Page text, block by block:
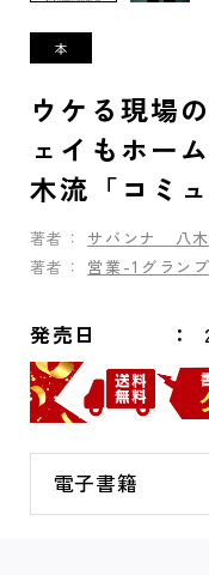
ウケる現場
ェイもホー
木流「コミ
著者：
サバンナ 八
著者：
営業-1グラン
発売日
電子書籍